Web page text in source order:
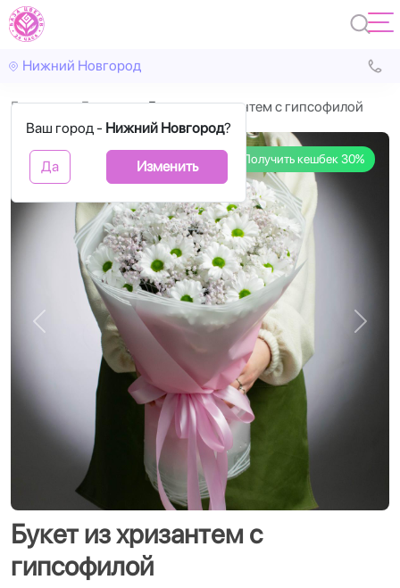
Нижний Новгород
Ваш город - Нижний Новгород?
Да Изменить
Главная Букеты Букет из хризантем с гипсофилой
Получить кешбек 30%
Назад
Букет из хризантем с
гипсофилой